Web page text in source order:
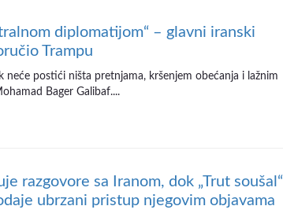
diplomatijom“ – glavni iranski
Trampu
neće postići ništa pretnjama, kršenjem obećanja i lažnim
Bager Galibaf....
razgovore sa Iranom, dok „Trut soušal“
ubrzani pristup njegovim objavama